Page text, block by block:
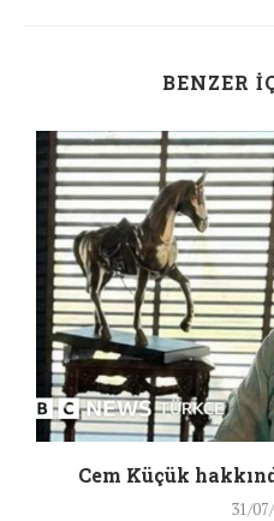
BENZER
Cem Küçük
31/